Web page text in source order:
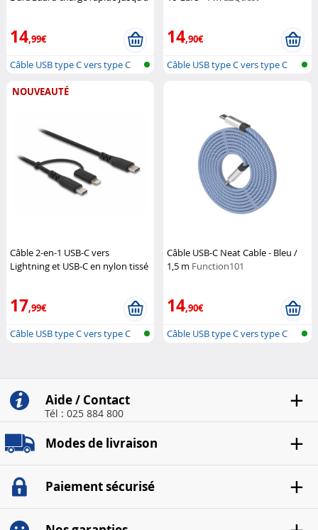
14,99€
Câble USB type C vers type C
14,90€
Câble USB type C vers type C
NOUVEAUTÉ
Câble 2-en-1 USB-C vers
Lightning et USB-C en nylon tissé
17,99€
Câble USB type C vers type C
Câble USB-C Neat Cable - Bleu /
1,5 m Function101
14,90€
Câble USB type C vers type C
Aide / Contact
Tél : 025 884 800
Modes de livraison
Paiement sécurisé